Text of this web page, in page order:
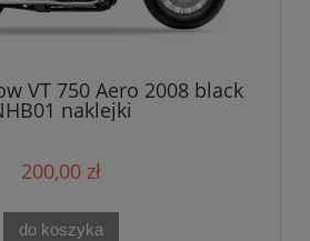
VT 750 Aero 2008 black
naklejki
200,00 zł
do koszyka